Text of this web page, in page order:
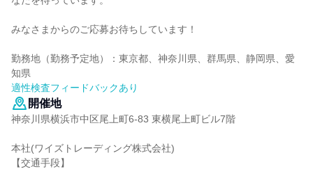
みなさまからのご応募お待ちしています！
勤務地（勤務予定地）：東京都、神奈川県、群馬県、静岡県、愛
知県
適性検査フィードバックあり
開催地
神奈川県横浜市中区尾上町6-83 東横尾上町ビル7階
本社(ワイズトレーディング株式会社)
【交通手段】